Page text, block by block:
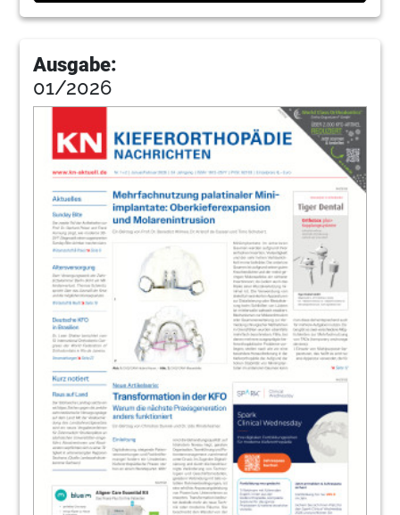
Ausgabe:
01/2026